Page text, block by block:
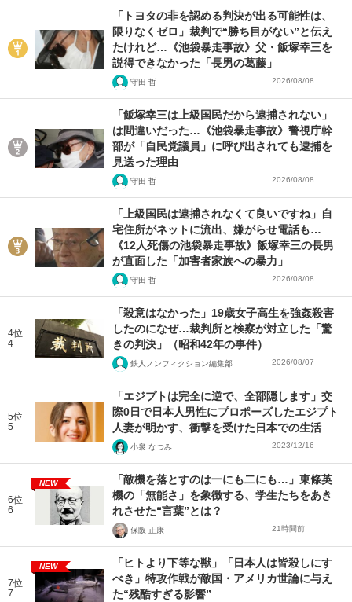
「トヨタの非を認める判決が出る可能性は、
限りなくゼロ」裁判で“勝ち目がない”と伝え
たけれど…《池袋暴走事故》父・飯塚幸三を
説得できなかった「長男の葛藤」
守田 哲 2026/08/08
「飯塚幸三は上級国民だから逮捕されない」
は間違いだった…《池袋暴走事故》警視庁幹
部が「自民党議員」に呼び出されても逮捕を
見送った理由
守田 哲 2026/08/08
「上級国民は逮捕されなくて良いですね」自
宅住所がネットに流出、嫌がらせ電話も…
《12人死傷の池袋暴走事故》飯塚幸三の長男
が直面した「加害者家族への暴力」
守田 哲 2026/08/08
4位
4
「殺意はなかった」19歳女子高生を強姦殺害
したのになぜ…裁判所と検察が対立した「驚
きの判決」（昭和42年の事件）
鉄人ノンフィクション編集部 2026/08/07
5位
5
「エジプトは完全に逆で、全部隠します」交
際0日で日本人男性にプロポーズしたエジプト
人妻が明かす、衝撃を受けた日本での生活
小泉 なつみ 2023/12/16
6位
6
NEW
「敵機を落とすのは一にも二にも…」東條英
機の「無能さ」を象徴する、学生たちをあき
れさせた“言葉”とは？
保阪 正康 21時間前
7位
7
NEW
「ヒトより下等な獣」「日本人は皆殺しにす
べき」特攻作戦が敵国・アメリカ世論に与え
た“残酷すぎる影響”